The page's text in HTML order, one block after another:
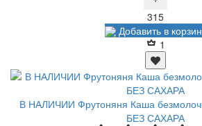
315Р
Добавить в
1
В НАЛИЧИИ Фрутоняня Каша
БЕЗ САХАРА